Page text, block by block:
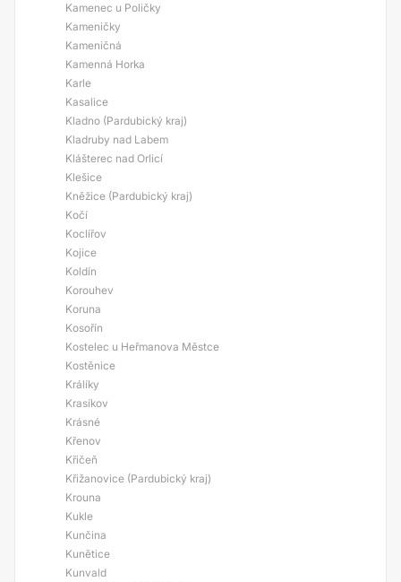
Kamenec u Poličky
Kameničky
Kameničná
Kamenná Horka
Karle
Kasalice
Kladno (Pardubický kraj)
Kladruby nad Labem
Klášterec nad Orlicí
Klešice
Kněžice (Pardubický kraj)
Kočí
Koclířov
Kojice
Koldín
Korouhev
Koruna
Kosořín
Kostelec u Heřmanova Městce
Kostěnice
Králíky
Krasíkov
Krásné
Křenov
Křičeň
Křižanovice (Pardubický kraj)
Krouna
Kukle
Kunčina
Kunětice
Kunvald